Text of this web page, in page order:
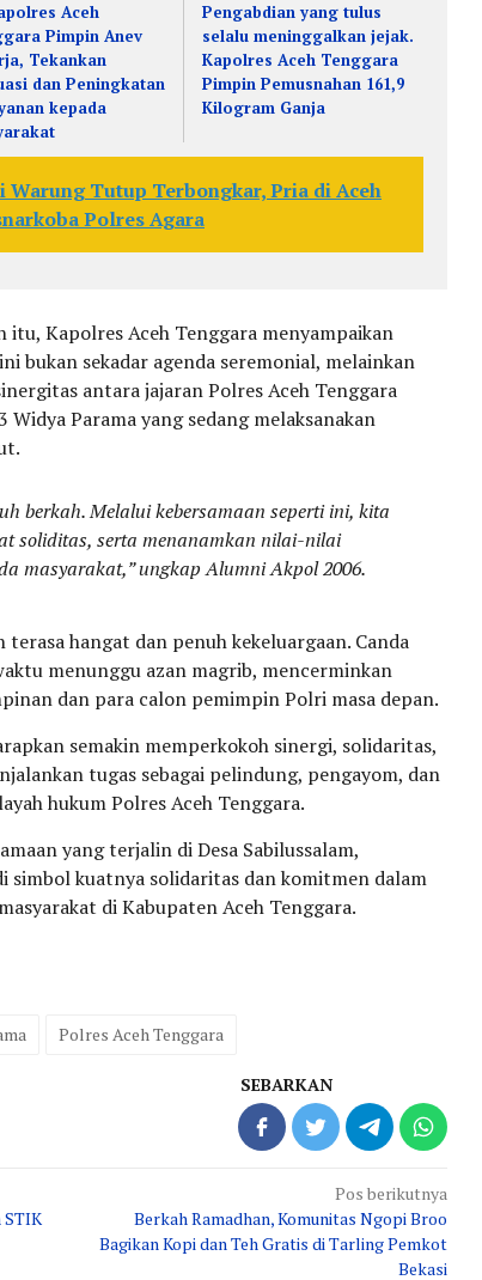
Aceh
Pimpin Anev
Tekankan
dan Peningkatan
kepada
Pengabdian yang tulus
selalu meninggalkan jejak.
Kapolres Aceh Tenggara
Pimpin Pemusnahan 161,9
Kilogram Ganja
Warung Tutup Terbongkar, Pria di Aceh
Polres Agara
itu, Kapolres Aceh Tenggara menyampaikan
bukan sekadar agenda seremonial, melainkan
antara jajaran Polres Aceh Tenggara
Parama yang sedang melaksanakan
berkah. Melalui kebersamaan seperti ini, kita
soliditas, serta menanamkan nilai-nilai
masyarakat,” ungkap Alumni Akpol 2006.
terasa hangat dan penuh kekeluargaan. Canda
menunggu azan magrib, mencerminkan
dan para calon pemimpin Polri masa depan.
semakin memperkokoh sinergi, solidaritas,
tugas sebagai pelindung, pengayom, dan
hukum Polres Aceh Tenggara.
yang terjalin di Desa Sabilussalam,
simbol kuatnya solidaritas dan komitmen dalam
di Kabupaten Aceh Tenggara.
Polres Aceh Tenggara
SEBARKAN
STIK
Pos berikutnya
Berkah Ramadhan, Komunitas Ngopi Broo
Bagikan Kopi dan Teh Gratis di Tarling Pemkot
Bekasi